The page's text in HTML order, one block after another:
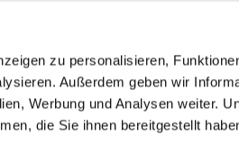
zu personalisieren,
Außerdem geben wir
Werbung und Analysen weiter.
die Sie ihnen bereitgestellt
Einrichtung oder andere Stelle
Verantwortung des
freiwillig für den bestimmten Fall
bestätigenden
einverstanden ist.